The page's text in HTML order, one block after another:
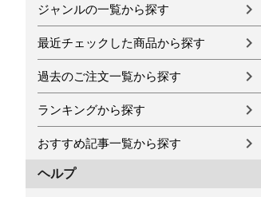
ジャンルの一覧から探す
最近チェックした商品から探す
過去のご注文一覧から探す
ランキングから探す
おすすめ記事一覧から探す
ヘルプ